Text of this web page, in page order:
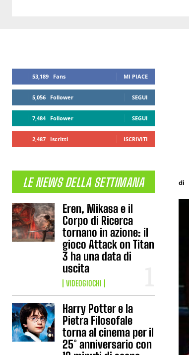
53,189 Fans MI PIACE
5,056 Follower SEGUI
7,484 Follower SEGUI
2,487 Iscritti ISCRIVITI
LE NEWS DELLA SETTIMANA
Eren, Mikasa e il
Corpo di Ricerca
tornano in azione: il
gioco Attack on Titan
3 ha una data di
uscita
VIDEOGIOCHI
Harry Potter e la
Pietra Filosofale
torna al cinema per il
25° anniversario con
di